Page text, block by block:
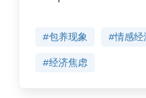
#包养现象 #情感经
#经济焦虑